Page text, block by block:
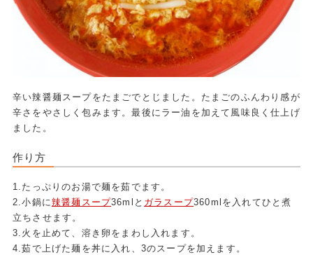
辛い辣醤麺スープをたまごでとじました。たまごのふんわり感が
辛さをやさしく包みます。最後にラー油を加えて風味良く仕上げ
ました。
作り方
1.たっぷりのお湯で麺を茹でます。
2.小鍋に辣醤麺スープ36mlと ガラスープ360mlを入れてひと煮
立ちさせます。
3.火を止めて、溶き卵をまわし入れます。
4.茹で上げた麺を丼に入れ、3のスープを加えます。